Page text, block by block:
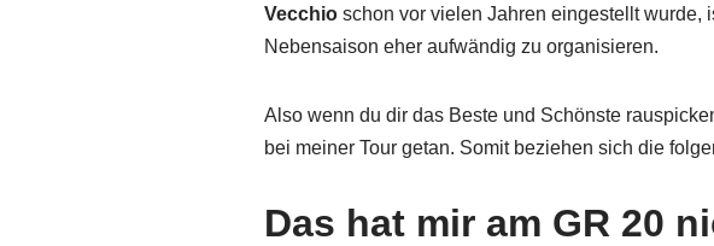
Vecchio schon vor vielen Jahren eingestellt wurde,
Nebensaison eher aufwändig zu organisieren.
Also wenn du dir das Beste und Schönste
bei meiner Tour getan. Somit beziehen sich die
Das hat mir am GR 20